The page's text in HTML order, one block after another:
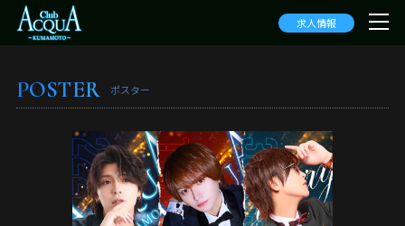
求人情報
POSTER ポスター